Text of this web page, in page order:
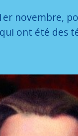
novembre,
ont été des